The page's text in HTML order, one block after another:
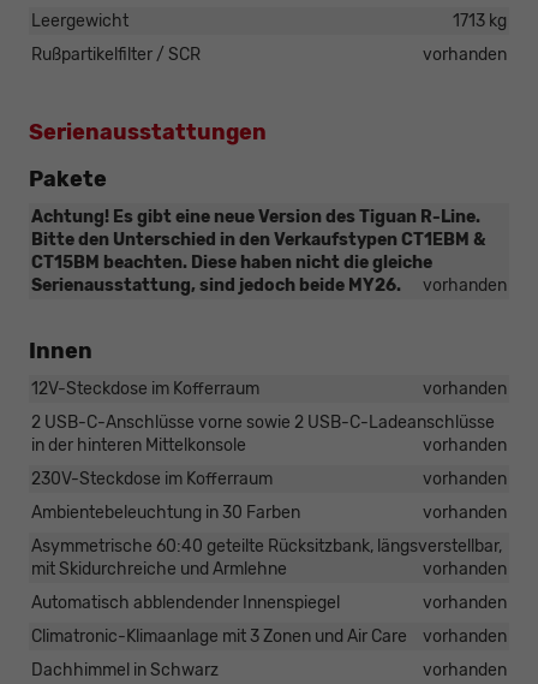
Leergewicht
1713 kg
Rußpartikelfilter / SCR
vorhanden
Serienausstattungen
Pakete
Achtung! Es gibt eine neue Version des Tiguan R-Line.
Bitte den Unterschied in den Verkaufstypen CT1EBM &
CT15BM beachten. Diese haben nicht die gleiche
Serienausstattung, sind jedoch beide MY26.
vorhanden
Innen
12V-Steckdose im Kofferraum
vorhanden
2 USB-C-Anschlüsse vorne sowie 2 USB-C-Ladeanschlüsse
in der hinteren Mittelkonsole
vorhanden
230V-Steckdose im Kofferraum
vorhanden
Ambientebeleuchtung in 30 Farben
vorhanden
Asymmetrische 60:40 geteilte Rücksitzbank, längsverstellbar,
mit Skidurchreiche und Armlehne
vorhanden
Automatisch abblendender Innenspiegel
vorhanden
Climatronic-Klimaanlage mit 3 Zonen und Air Care
vorhanden
Dachhimmel in Schwarz
vorhanden